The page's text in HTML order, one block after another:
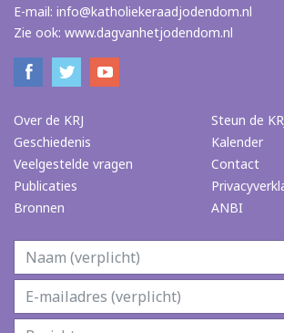
E-mail: info@katholiekeraadjodendom.nl
Zie ook: www.dagvanhetjodendom.nl
Over de KRJ
Geschiedenis
Veelgestelde vragen
Publicaties
Bronnen
Steun de
Kalender
Contact
ANBI